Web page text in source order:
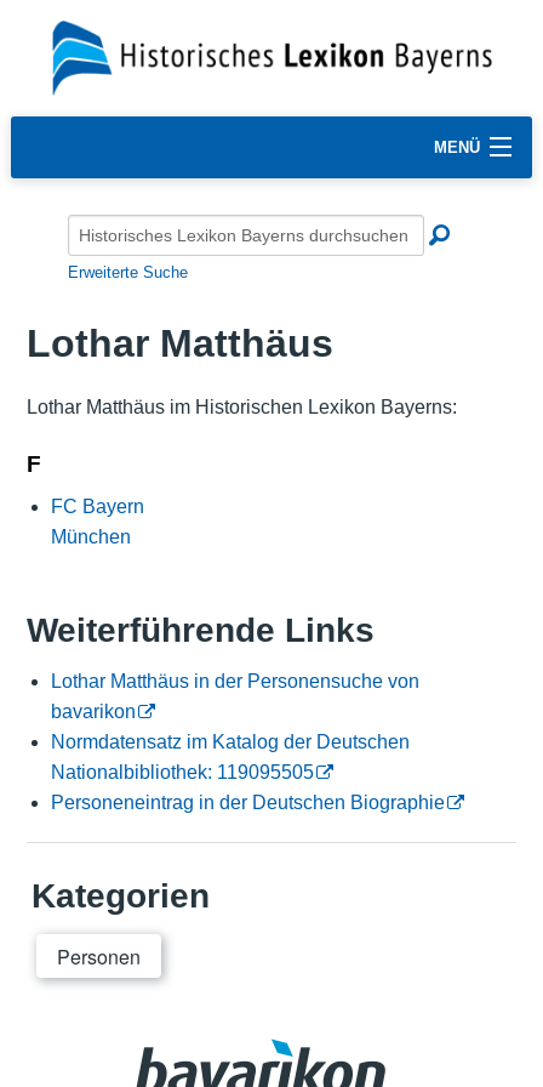
MENÜ
Erweiterte Suche
Lothar Matthäus
Lothar Matthäus im Historischen Lexikon Bayerns:
F
FC Bayern
München
Weiterführende Links
Lothar Matthäus in der Personensuche von
bavarikon
Normdatensatz im Katalog der Deutschen
Nationalbibliothek: 119095505
Personeneintrag in der Deutschen Biographie
Kategorien
Personen